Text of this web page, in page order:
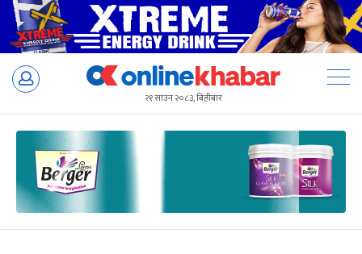
Skip
२१ साउन २०८३, बिहीबार